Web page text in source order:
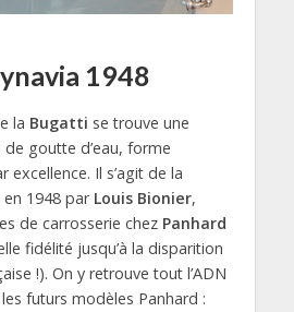
1948
la Bugatti se trouve une
goutte d’eau, forme
excellence. Il s’agit de la
1948 par Louis Bionier,
de carrosserie chez Panhard
fidélité jusqu’à la disparition
!). On y retrouve tout l’ADN
futurs modèles Panhard :